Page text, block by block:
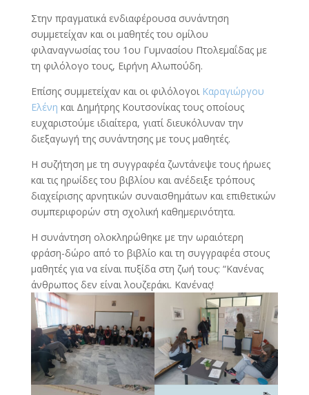
Στην πραγματικά ενδιαφέρουσα συνάντηση
συμμετείχαν και οι μαθητές του ομίλου
φιλαναγνωσίας του 1ου Γυμνασίου Πτολεμαΐδας με
τη φιλόλογο τους, Ειρήνη Αλωπούδη.
Επίσης συμμετείχαν και οι φιλόλογοι Καραγιώργου
Ελένη και Δημήτρης Κουτσονίκας τους οποίους
ευχαριστούμε ιδιαίτερα, γιατί διευκόλυναν την
διεξαγωγή της συνάντησης με τους μαθητές.
Η συζήτηση με τη συγγραφέα ζωντάνεψε τους ήρωες
και τις ηρωίδες του βιβλίου και ανέδειξε τρόπους
διαχείρισης αρνητικών συναισθημάτων και επιθετικών
συμπεριφορών στη σχολική καθημερινότητα.
Η συνάντηση ολοκληρώθηκε με την ωραιότερη
φράση-δώρο από το βιβλίο και τη συγγραφέα στους
μαθητές για να είναι πυξίδα στη ζωή τους: “Κανένας
άνθρωπος δεν είναι λουζεράκι. Κανένας!